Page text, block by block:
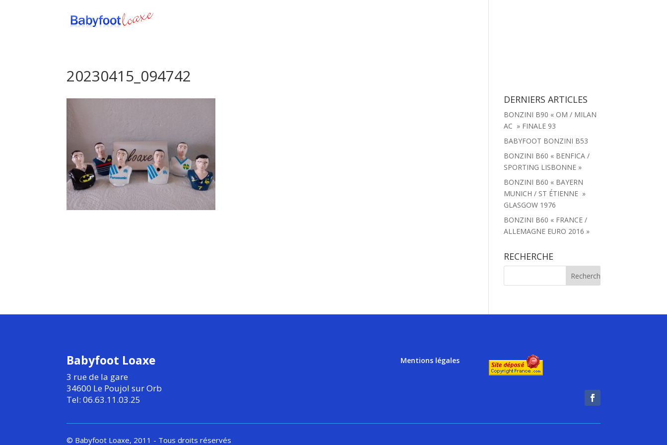
20230415_094742
DERNIERS ARTICLES
BONZINI B90 « OM / MILAN
AC » FINALE 93
BABYFOOT BONZINI B53
BONZINI B60 « BENFICA /
SPORTING LISBONNE »
BONZINI B60 « BAYERN
MUNICH / ST ÉTIENNE »
GLASGOW 1976
BONZINI B60 « FRANCE /
ALLEMAGNE EURO 2016 »
RECHERCHE
Babyfoot Loaxe
3 rue de la gare
34600 Le Poujol sur Orb
Tel: 06.63.11.03.25
Mentions légales
© Babyfoot Loaxe, 2011 - Tous droits réservés